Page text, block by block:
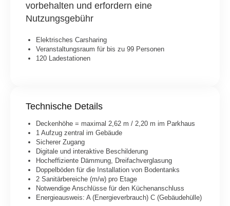
vorbehalten und erfordern eine
Nutzungsgebühr
Elektrisches Carsharing
Veranstaltungsraum für bis zu 99 Personen
120 Ladestationen
Technische Details
Deckenhöhe = maximal 2,62 m / 2,20 m im Parkhaus
1 Aufzug zentral im Gebäude
Sicherer Zugang
Digitale und interaktive Beschilderung
Hocheffiziente Dämmung, Dreifachverglasung
Doppelböden für die Installation von Bodentanks
2 Sanitärbereiche (m/w) pro Etage
Notwendige Anschlüsse für den Küchenanschluss
Energieausweis: A (Energieverbrauch) C (Gebäudehülle)